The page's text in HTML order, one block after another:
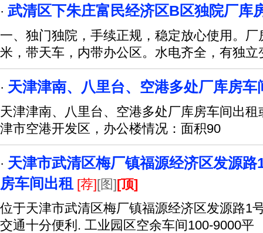
· 武清区下朱庄富民经济区B区独院厂库
一、独门独院，手续正规，稳定放心使用。
米，带天车，内带办公区。水电齐全，有独立
· 天津津南、八里台、空港多处厂库房车
天津津南、八里台、空港多处厂库房车间出
津市空港开发区，办公楼情况：面积90
· 天津市武清区梅厂镇福源经济区发源
房车间出租 [荐][图][顶]
位于天津市武清区梅厂镇福源经济区发源路1
交通十分便利. 工业园区空余车间100-9000平